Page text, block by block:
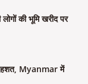
की भूमि खरीद पर
Myanmar में